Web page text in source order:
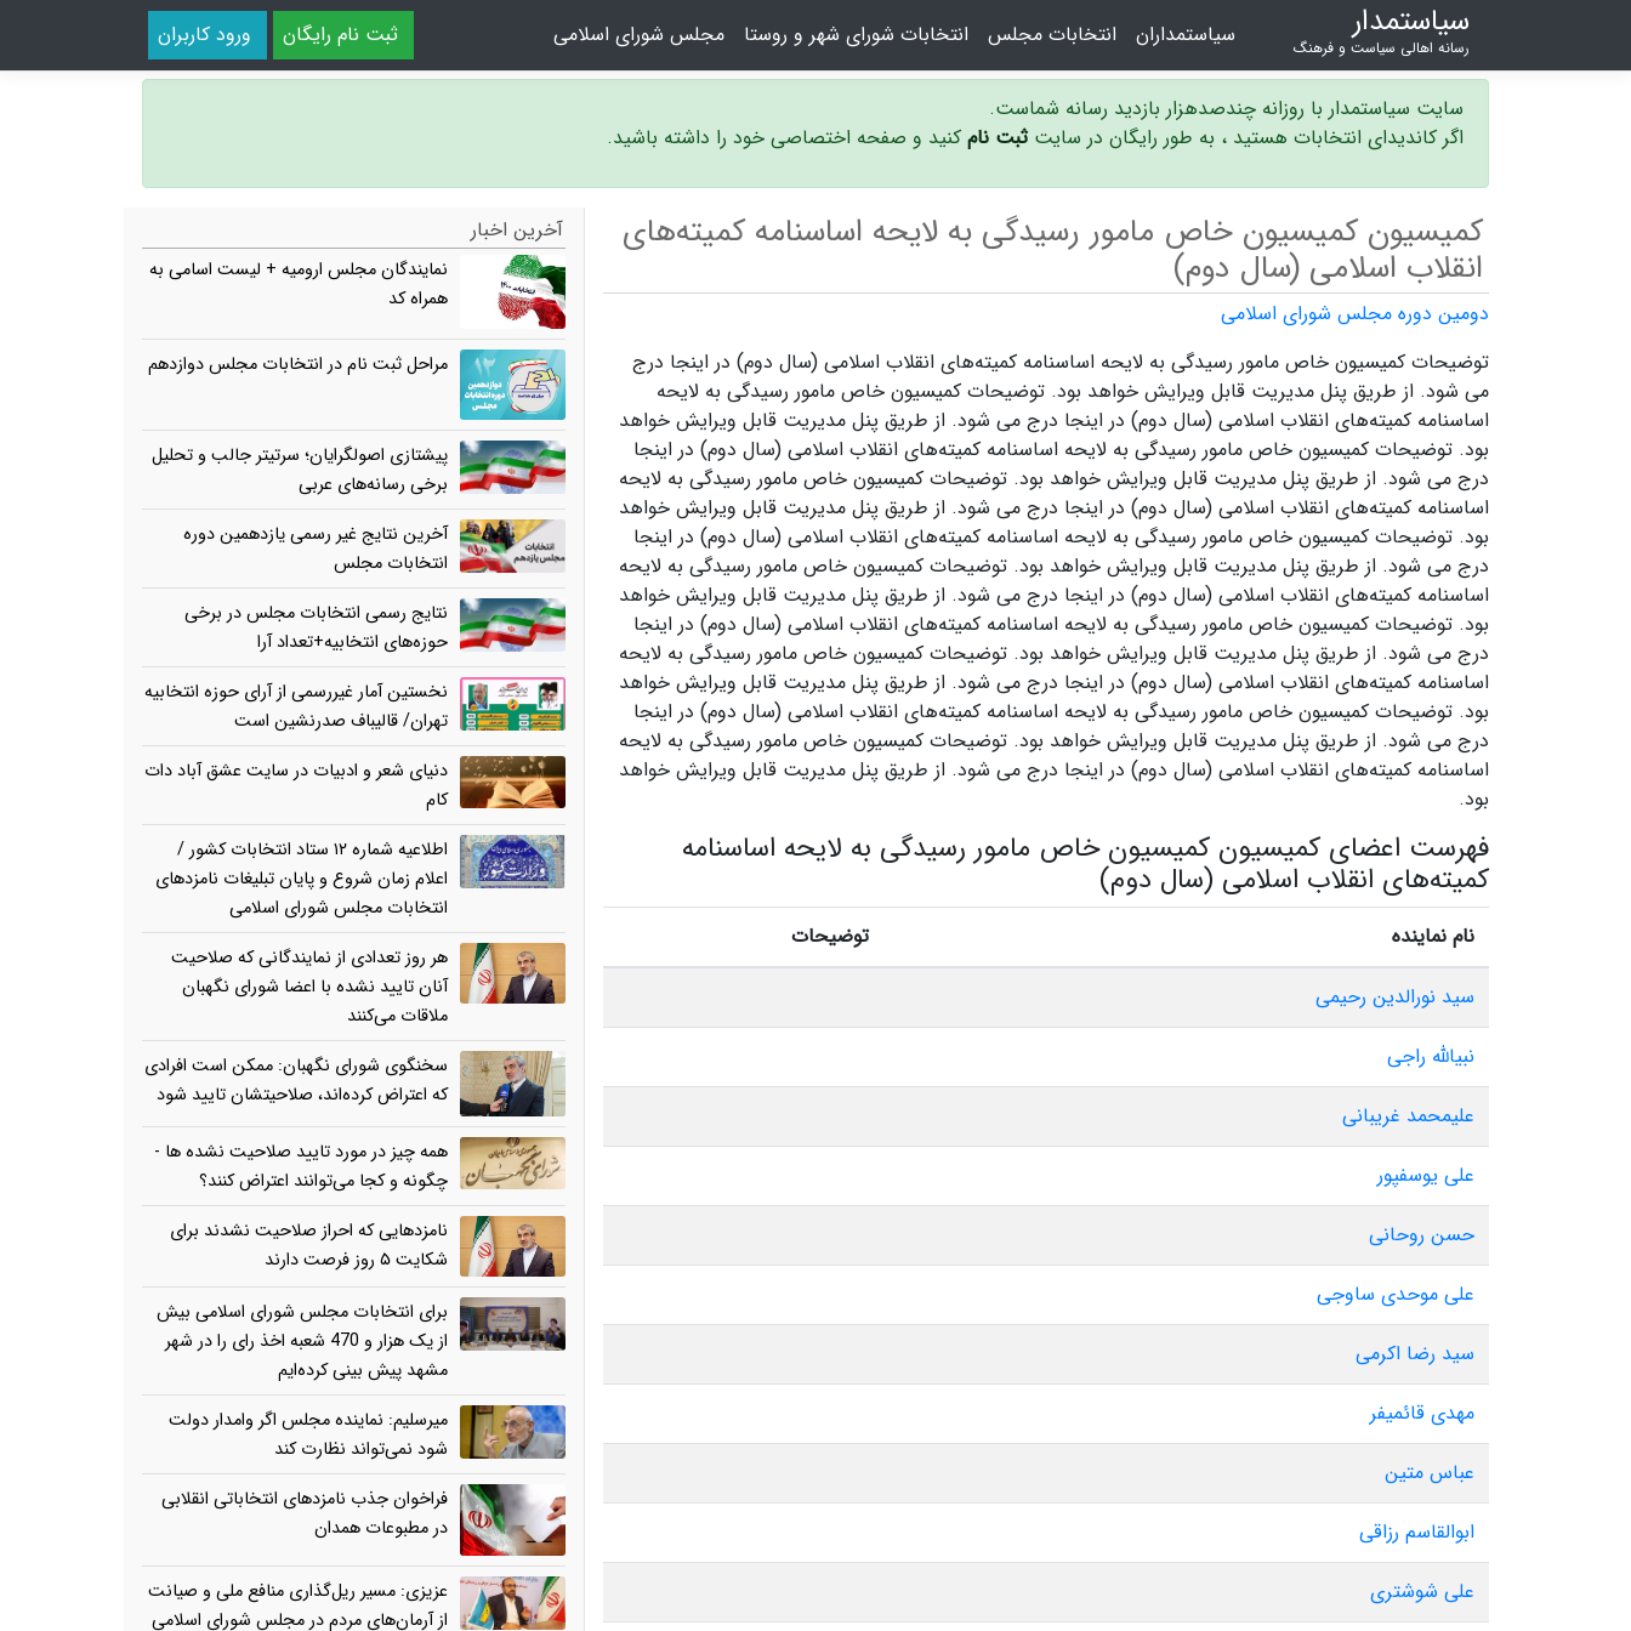
سیاستمدار
رسانه اهالی سیاست و فرهنگ ثبت نام رایگان ورود کاربران سیاستمداران انتخابات مجلس انتخابات شورای شهر و روستا مجلس شورای اسلامی
سایت سیاستمدار با روزانه چندصدهزار بازدید رسانه شماست.
اگر کاندیدای انتخابات هستید ، به طور رایگان در سایت ثبت نام کنید و صفحه اختصاصی خود را داشته باشید.
کمیسیون کمیسیون خاص مامور رسیدگی به لایحه اساسنامه کمیته‌های
انقلاب اسلامی (سال دوم)
دومین دوره مجلس شورای اسلامی
توضیحات کمیسیون خاص مامور رسیدگی به لایحه اساسنامه کمیته‌های انقلاب اسلامی (سال دوم) در اینجا درج
می شود. از طریق پنل مدیریت قابل ویرایش خواهد بود. توضیحات کمیسیون خاص مامور رسیدگی به لایحه
اساسنامه کمیته‌های انقلاب اسلامی (سال دوم) در اینجا درج می شود. از طریق پنل مدیریت قابل ویرایش خواهد
بود. توضیحات کمیسیون خاص مامور رسیدگی به لایحه اساسنامه کمیته‌های انقلاب اسلامی (سال دوم) در اینجا
درج می شود. از طریق پنل مدیریت قابل ویرایش خواهد بود. توضیحات کمیسیون خاص مامور رسیدگی به لایحه
اساسنامه کمیته‌های انقلاب اسلامی (سال دوم) در اینجا درج می شود. از طریق پنل مدیریت قابل ویرایش خواهد
بود. توضیحات کمیسیون خاص مامور رسیدگی به لایحه اساسنامه کمیته‌های انقلاب اسلامی (سال دوم) در اینجا
درج می شود. از طریق پنل مدیریت قابل ویرایش خواهد بود. توضیحات کمیسیون خاص مامور رسیدگی به لایحه
اساسنامه کمیته‌های انقلاب اسلامی (سال دوم) در اینجا درج می شود. از طریق پنل مدیریت قابل ویرایش خواهد
بود. توضیحات کمیسیون خاص مامور رسیدگی به لایحه اساسنامه کمیته‌های انقلاب اسلامی (سال دوم) در اینجا
درج می شود. از طریق پنل مدیریت قابل ویرایش خواهد بود. توضیحات کمیسیون خاص مامور رسیدگی به لایحه
اساسنامه کمیته‌های انقلاب اسلامی (سال دوم) در اینجا درج می شود. از طریق پنل مدیریت قابل ویرایش خواهد
بود. توضیحات کمیسیون خاص مامور رسیدگی به لایحه اساسنامه کمیته‌های انقلاب اسلامی (سال دوم) در اینجا
درج می شود. از طریق پنل مدیریت قابل ویرایش خواهد بود. توضیحات کمیسیون خاص مامور رسیدگی به لایحه
اساسنامه کمیته‌های انقلاب اسلامی (سال دوم) در اینجا درج می شود. از طریق پنل مدیریت قابل ویرایش خواهد
بود.
فهرست اعضای کمیسیون کمیسیون خاص مامور رسیدگی به لایحه اساسنامه
کمیته‌های انقلاب اسلامی (سال دوم)
نام نماینده
توضیحات
سید نورالدین رحیمی
نبیالله راجی
علیمحمد غریبانی
علی یوسفپور
حسن روحانی
علی موحدی ساوجی
سید رضا اکرمی
مهدی قائمیفر
عباس متین
ابوالقاسم رزاقی
علی شوشتری
آخرین اخبار
نمایندگان مجلس ارومیه + لیست اسامی به
همراه کد
مراحل ثبت نام در انتخابات مجلس دوازدهم
پیشتازی اصولگرایان؛ سرتیتر جالب و تحلیل
برخی رسانه‌های عربی
آخرین نتایج غیر رسمی یازدهمین دوره
انتخابات مجلس
نتایج رسمی انتخابات مجلس در برخی
حوزه‌های انتخابیه+تعداد آرا
نخستین آمار غیررسمی از آرای حوزه انتخابیه
تهران/ قالیباف صدرنشین است
دنیای شعر و ادبیات در سایت عشق آباد دات
کام
اطلاعیه شماره ۱۲ ستاد انتخابات کشور /
اعلام زمان شروع و پایان تبلیغات نامزدهای
انتخابات مجلس شورای اسلامی
هر روز تعدادی از نمایندگانی که صلاحیت
آنان تایید نشده با اعضا شورای نگهبان
ملاقات می‌کنند
سخنگوی شورای نگهبان: ممکن است افرادی
که اعتراض کرده‌اند، صلاحیتشان تایید شود
همه چیز در مورد تایید صلاحیت نشده ها -
چگونه و کجا می‌توانند اعتراض کنند؟
نامزدهایی که احراز صلاحیت نشدند برای
شکایت ۵ روز فرصت دارند
برای انتخابات مجلس شورای اسلامی بیش
از یک هزار و 470 شعبه اخذ رای را در شهر
مشهد پیش بینی کرده‌ایم
میرسلیم: نماینده مجلس اگر وامدار دولت
شود نمی‌تواند نظارت کند
فراخوان جذب نامزدهای انتخاباتی انقلابی
در مطبوعات همدان
عزیزی: مسیر ریل‌گذاری منافع ملی و صیانت
از آرمان‌های مردم در مجلس شورای اسلامی